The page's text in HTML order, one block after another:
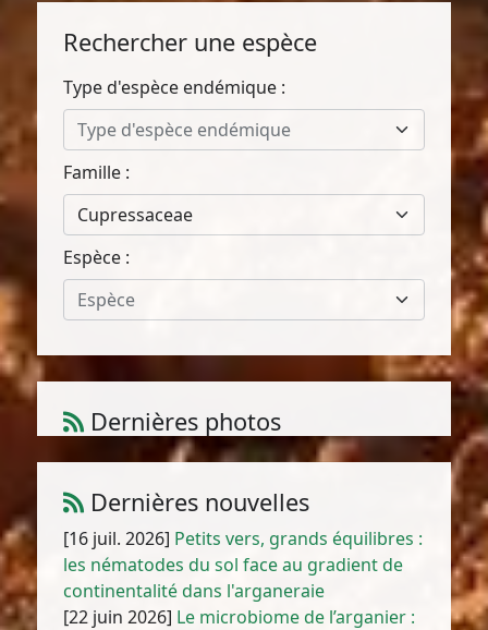
Rechercher une espèce
Type d'espèce endémique :
Type d'espèce endémique
Famille :
Cupressaceae
Espèce :
Espèce
Dernières photos
Atriplex parvifolia Lowe
Dernières nouvelles
[16 juil. 2026] Petits vers, grands équilibres :
les nématodes du sol face au gradient de
continentalité dans l'arganeraie
[22 juin 2026] Le microbiome de l’arganier :